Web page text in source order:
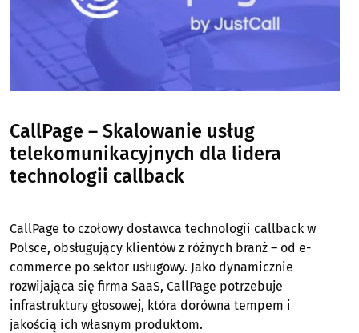
CallPage – Skalowanie usług
telekomunikacyjnych dla lidera
technologii callback
CallPage to czołowy dostawca technologii callback w
Polsce, obsługujący klientów z różnych branż – od e-
commerce po sektor usługowy. Jako dynamicznie
rozwijająca się firma SaaS, CallPage potrzebuje
infrastruktury głosowej, która dorówna tempem i
jakością ich własnym produktom.